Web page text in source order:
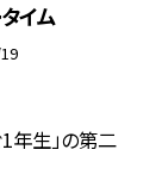
イム
年生」の第二